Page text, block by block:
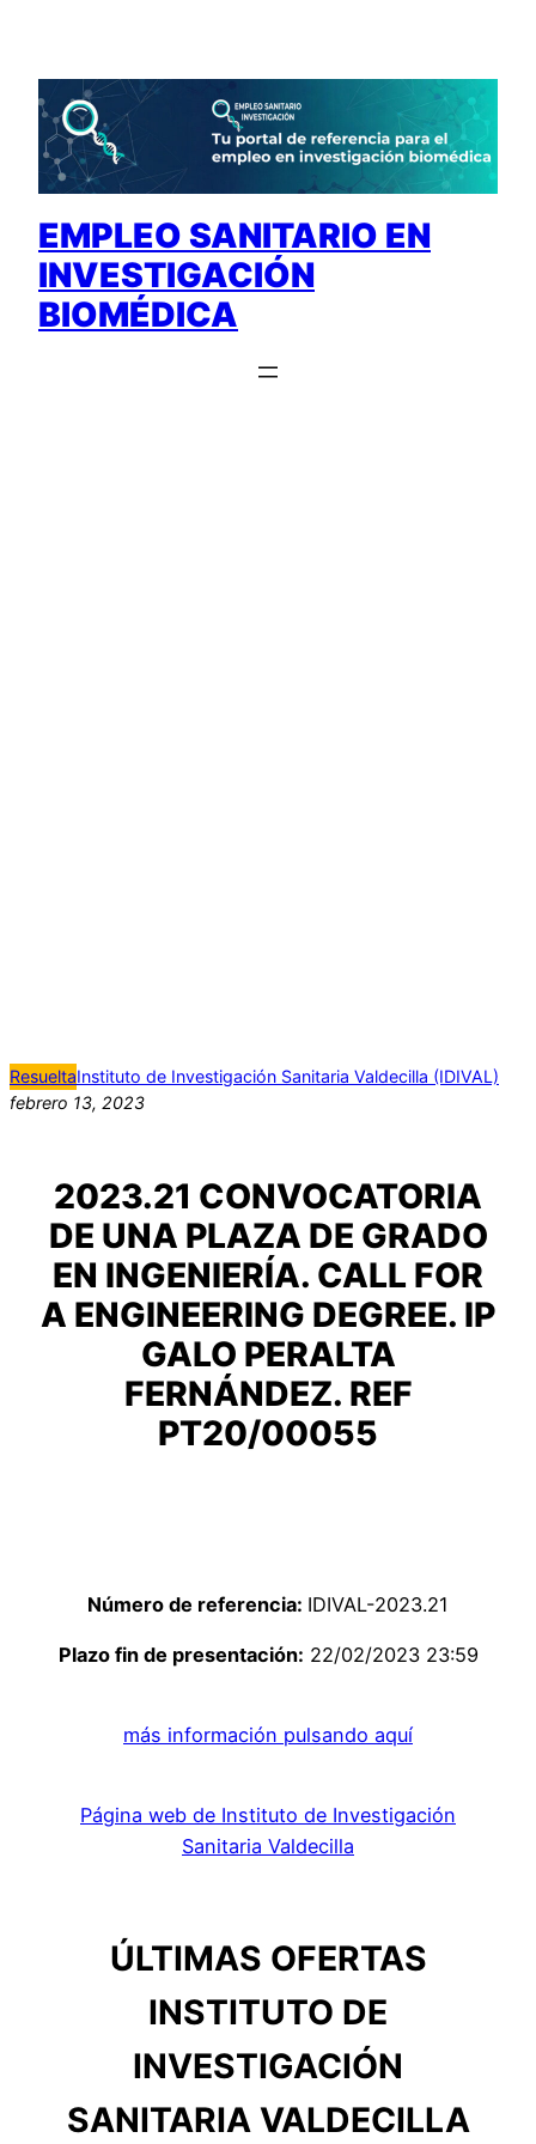
contenido
EMPLEO SANITARIO EN
INVESTIGACIÓN
BIOMÉDICA
ResueltaInstituto de Investigación Sanitaria Valdecilla (IDIVAL)
febrero 13, 2023
2023.21 CONVOCATORIA
DE UNA PLAZA DE GRADO
EN INGENIERÍA. CALL FOR
A ENGINEERING DEGREE. IP
GALO PERALTA
FERNÁNDEZ. REF
PT20/00055
Número de referencia: IDIVAL-2023.21
Plazo fin de presentación: 22/02/2023 23:59
más información pulsando aquí
Página web de Instituto de Investigación
Sanitaria Valdecilla
ÚLTIMAS OFERTAS
INSTITUTO DE
INVESTIGACIÓN
SANITARIA VALDECILLA